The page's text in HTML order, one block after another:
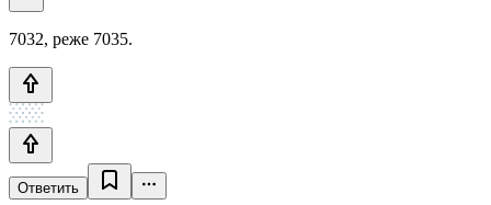
7032, реже 7035.
Ответить